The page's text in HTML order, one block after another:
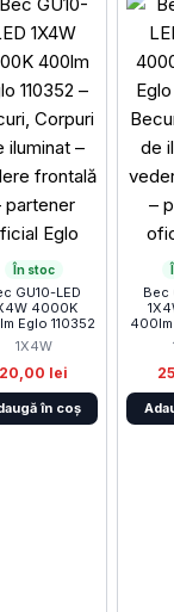
În stoc
GU10-LED
4000K
Eglo 110352
1X4W
20,00 lei
în coș
Bec
400lm